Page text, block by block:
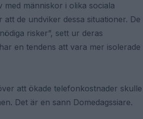
med människor i olika sociala
de undviker dessa situationer. De
risker”, sett ur deras
en tendens att vara mer isolerade
att ökade telefonkostnader skulle
Det är en sann Domedagssiare.